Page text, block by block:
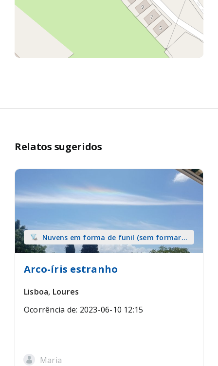
Relatos sugeridos
Nuvens em forma de funil (sem formar
tromba) sobre terra
Arco-íris estranho
Lisboa, Loures
Ocorrência de: 2023-06-10 12:15
Maria